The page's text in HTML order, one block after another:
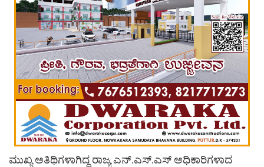
ಮುಖ್ಯ ಅತಿಥಿಗಳಾಗಿದ್ದ ರಾಜ್ಯ ಎನ್.ಎಸ್.ಎಸ್ ಅಧಿಕಾರಿಗಳಾದ